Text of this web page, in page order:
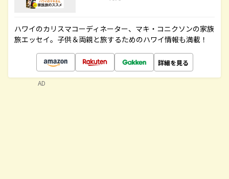
ハワイのカリスマコーディネーター、マキ・コニクソンの家族
旅エッセイ。子供＆両親と旅するためのハワイ情報も満載！
詳細を見る
AD